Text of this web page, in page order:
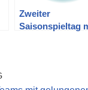
Zweiter
Saisonspieltag